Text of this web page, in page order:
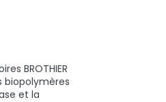
BROTHIER
biopolymères
et la